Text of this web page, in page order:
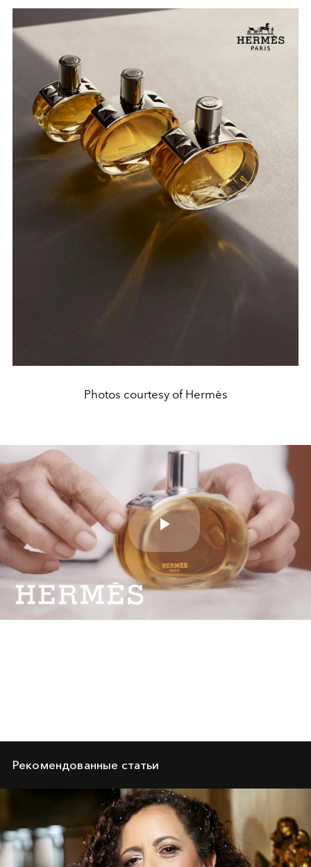
Photos courtesy of Hermès
Play
Рекомендованные статьи